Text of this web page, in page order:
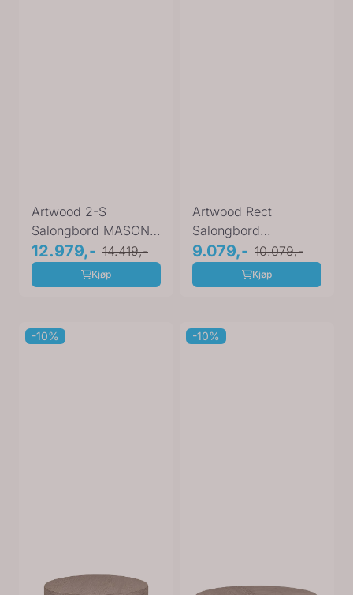
Artwood 2-S
Salongbord MASON
06-87413
12.979,- 14.419,-
Kjøp
Artwood Rect
Salongbord
MASON 130 cm 06-
87213
9.079,- 10.079,-
Kjøp
-10% -10%